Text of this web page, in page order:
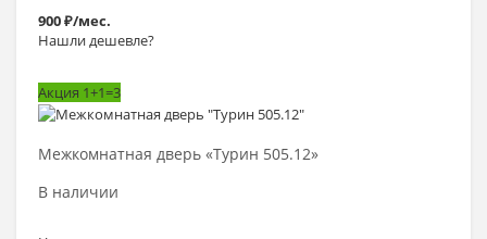
900 ₽/мес.
Нашли дешевле?
Акция 1+1=3
Межкомнатная дверь «Турин 505.12»
В наличии
Выбрать >